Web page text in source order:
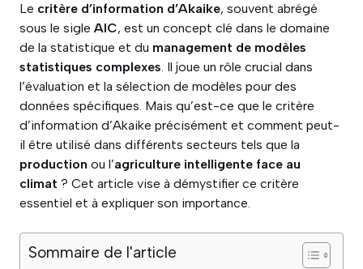
Le critère d’information d’Akaike, souvent abrégé
sous le sigle AIC, est un concept clé dans le domaine
de la statistique et du management de modèles
statistiques complexes. Il joue un rôle crucial dans
l’évaluation et la sélection de modèles pour des
données spécifiques. Mais qu’est-ce que le critère
d’information d’Akaike précisément et comment peut-
il être utilisé dans différents secteurs tels que la
production ou l’agriculture intelligente face au
climat ? Cet article vise à démystifier ce critère
essentiel et à expliquer son importance.
Sommaire de l'article